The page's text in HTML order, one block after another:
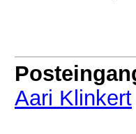
Aari Klinkert